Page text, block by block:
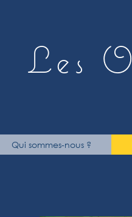
Les O
Qui sommes-nous ?